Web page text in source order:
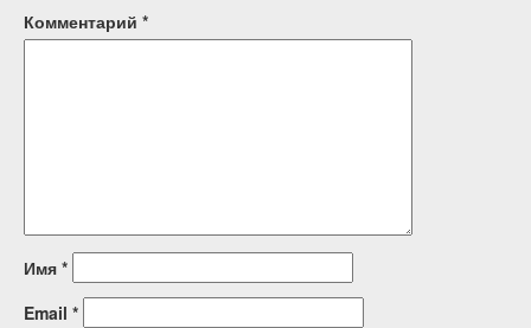
Комментарий *
Имя *
Email *